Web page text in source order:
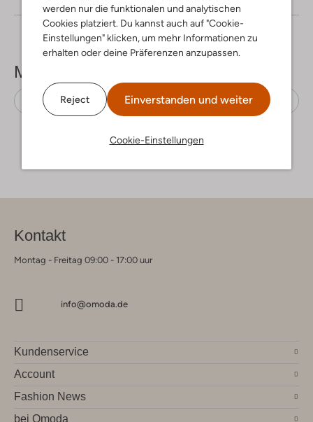
werden nur die funktionalen und analytischen
Cookies platziert. Du kannst auch auf "Cookie-
Einstellungen" klicken, um mehr Informationen zu
erhalten oder deine Präferenzen anzupassen.
Reject Einverstanden und weiter
Cookie-Einstellungen
Mehr sehen
Flache Sandalen Jochie & Freaks Leder
Kontakt
Montag - Freitag 09:00 - 17:00 uur
info@omoda.de
Kundenservice
Account
Fashion News
bei Omoda